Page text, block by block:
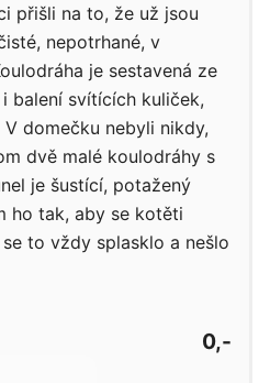
přišli na to, že už jsou
nepotrhané, v
je sestavená ze
balení svítících kuliček,
domečku nebyli nikdy,
dvě malé koulodráhy s
je šustící, potažený
ho tak, aby se kotěti
to vždy splasklo a nešlo
0,-